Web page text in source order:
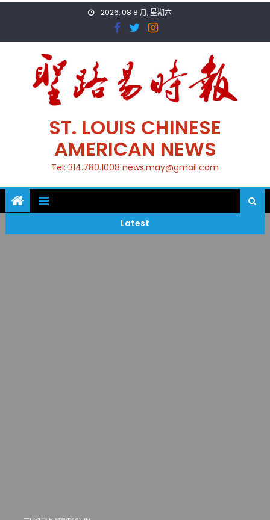
2026, 08 8 月, 星期六
ST. LOUIS CHINESE
AMERICAN NEWS
Tel: 314.780.1008 news.may@gmail.com
Latest